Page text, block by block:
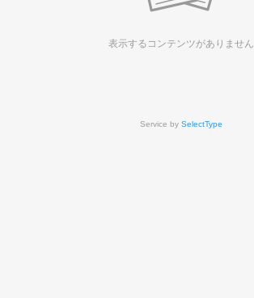
表示するコンテンツがありません
Service by SelectType